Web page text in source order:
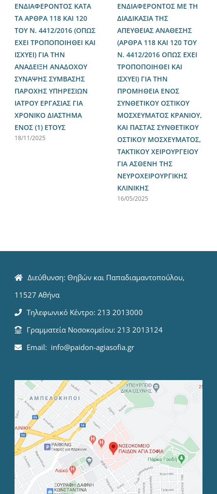
ΕΝΔΙΑΦΕΡΟΝΤΟΣ ΚΑΤΑ
ΤΑ ΑΡΘΡΑ 118 ΚΑΙ 120
ΤΟΥ Ν. 4412/2016 (ΟΠΩΣ
ΕΧΕΙ ΤΡΟΠΟΠΟΙΗΘΕΙ ΚΑΙ
ΙΣΧΥΕΙ) ΓΙΑ ΤΗΝ
ΑΝΑΔΕΙΞΗ ΑΝΑΔΟΧΟΥ
ΣΥΝΑΨΗΣ ΣΥΜΒΑΣΗΣ
ΠΑΡΟΧΗΣ ΥΠΗΡΕΣΙΩΝ
ΙΑΤΡΟΥ ΕΡΓΑΣΙΑΣ ΓΙΑ
ΧΡΟΝΙΚΟ ΔΙΑΣΤΗΜΑ
ΕΝΟΣ (1) ΕΤΟΥΣ
18/11/2025
ΕΝΔΙΑΦΕΡΟΝΤΟΣ ΜΕ ΤΗ
ΔΙΑΔΙΚΑΣΙΑ ΤΗΣ
ΑΠΕΥΘΕΙΑΣ ΑΝΑΘΕΣΗΣ
(ΑΡΘΡΑ 118 ΚΑΙ 120 ΤΟΥ
Ν. 4412/2016 ΟΠΩΣ ΕΧΕΙ
ΤΡΟΠΟΠΟΙΗΘΕΙ ΚΑΙ
ΙΣΧΥΕΙ) ΓΙΑ ΤΗΝ
ΠΡΟΜΗΘΕΙΑ ΕΝΟΣ
ΣΥΝΘΕΤΙΚΟΥ ΟΣΤΙΚΟΥ
ΜΟΣΧΕΥΜΑΤΟΣ ΚΡΑΝΙΟΥ,
ΚΑΙ ΠΑΣΤΑΣ ΣΥΝΘΕΤΙΚΟΥ
ΟΣΤΙΚΟΥ ΜΟΣΧΕΥΜΑΤΟΣ,
ΤΑΚΤΙΚΟΥ ΧΕΙΡΟΥΡΓΕΙΟΥ
ΓΙΑ ΑΣΘΕΝΗ ΤΗΣ
ΝΕΥΡΟΧΕΙΡΟΥΡΓΙΚΗΣ
ΚΛΙΝΙΚΗΣ
16/05/2025
Διεύθυνση: Θηβών και Παπαδιαμαντοπούλου,
11527 Αθήνα
Τηλεφωνικό Κέντρο: 213 2013000
Γραμματεία Νοσοκομείου: 213 2013124
Email: info@paidon-agiasofia.gr